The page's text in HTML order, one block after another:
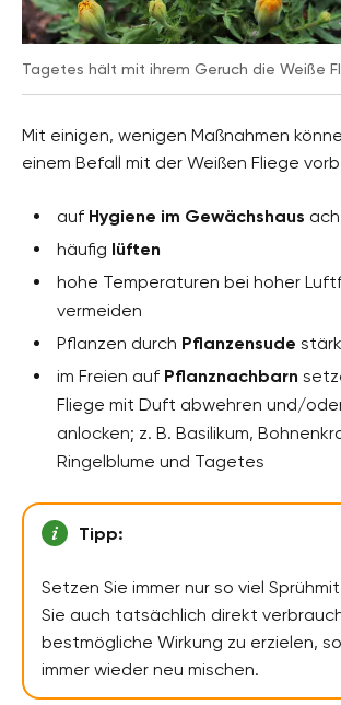
Tagetes hält mit ihrem Geruch die Weiße
Mit einigen, wenigen Maßnahmen
einem Befall mit der Weißen Fliege
auf Hygiene im Gewächshaus
häufig lüften
hohe Temperaturen bei hoher
vermeiden
Pflanzen durch Pflanzensude
im Freien auf Pflanznachbarn
Fliege mit Duft abwehren und/
anlocken; z. B. Basilikum,
Ringelblume und Tagetes
Tipp:
Setzen Sie immer nur so viel
Sie auch tatsächlich direkt
bestmögliche Wirkung zu erzielen,
immer wieder neu mischen.